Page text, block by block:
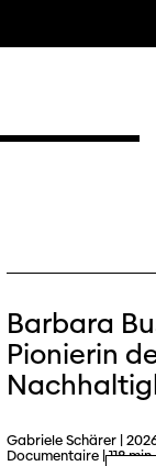
Barbara
Pionierin
Gabriele Schärer |
Documentaire | 118 min